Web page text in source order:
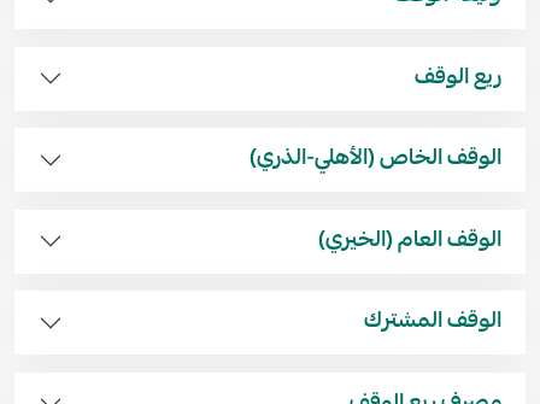
ريع الوقف
الوقف الخاص (الأهلي-الذري)
الوقف العام (الخيري)
الوقف المشترك